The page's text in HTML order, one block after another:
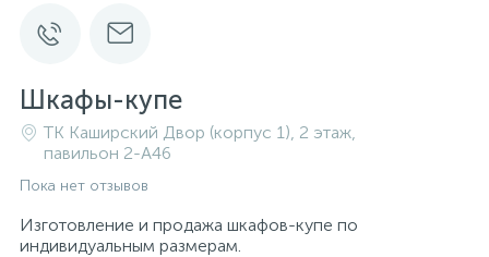
Шкафы-купе
ТК Каширский Двор (корпус 1), 2 этаж,
павильон 2-A46
Пока нет отзывов
Изготовление и продажа шкафов-купе по
индивидуальным размерам.